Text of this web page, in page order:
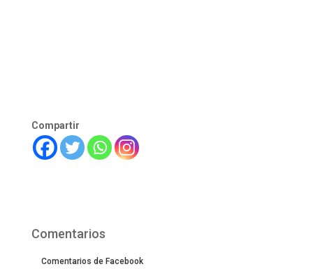
Compartir
Comentarios
Comentarios de Facebook